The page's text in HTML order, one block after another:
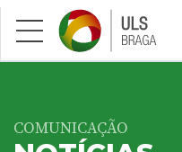
Saltar para conteúdo
COMUNICAÇÃO